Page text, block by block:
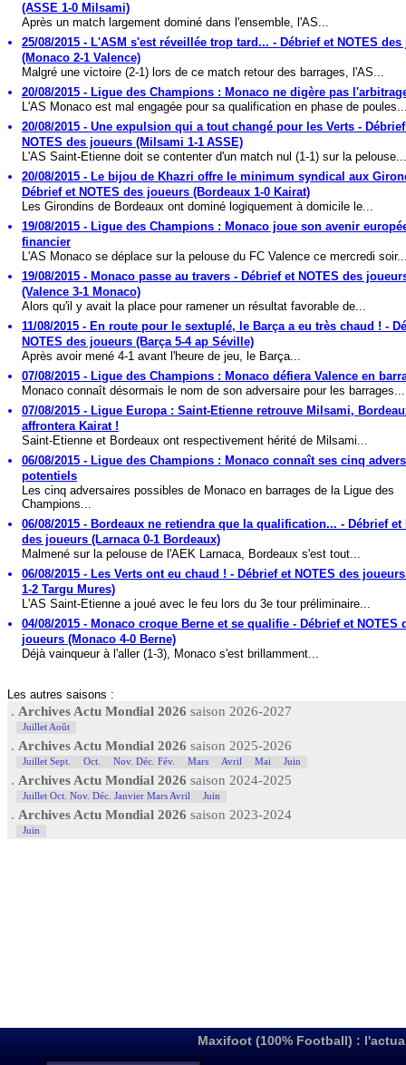
(ASSE 1-0 Milsami)
Après un match largement dominé dans l'ensemble, l'AS...
25/08/2015 - L'ASM s'est réveillée trop tard... - Débrief et NOTES
(Monaco 2-1 Valence)
Malgré une victoire (2-1) lors de ce match retour des barrages, l'AS...
20/08/2015 - Ligue des Champions : Monaco ne digère pas
L'AS Monaco est mal engagée pour sa qualification en phase de
20/08/2015 - Une expulsion qui a tout changé pour les Verts -
NOTES des joueurs (Milsami 1-1 ASSE)
L'AS Saint-Etienne doit se contenter d'un match nul (1-1) sur la pelouse...
20/08/2015 - Le bijou de Khazri offre le minimum syndical aux
Débrief et NOTES des joueurs (Bordeaux 1-0 Kairat)
Les Girondins de Bordeaux ont dominé logiquement à domicile le...
19/08/2015 - Ligue des Champions : Monaco joue son avenir
financier
L'AS Monaco se déplace sur la pelouse du FC Valence ce mercredi
19/08/2015 - Monaco passe au travers - Débrief et NOTES des
(Valence 3-1 Monaco)
Alors qu'il y avait la place pour ramener un résultat favorable de...
11/08/2015 - En route pour le sextuplé, le Barça a eu très chaud ! -
NOTES des joueurs (Barça 5-4 ap Séville)
Après avoir mené 4-1 avant l'heure de jeu, le Barça...
07/08/2015 - Ligue des Champions : Monaco défiera Valence en
Monaco connaît désormais le nom de son adversaire pour les barrages...
07/08/2015 - Ligue Europa : Saint-Etienne retrouve Milsami,
affrontera Kairat !
Saint-Etienne et Bordeaux ont respectivement hérité de Milsami...
06/08/2015 - Ligue des Champions : Monaco connaît ses cinq
potentiels
Les cinq adversaires possibles de Monaco en barrages de la Ligue des
Champions...
06/08/2015 - Bordeaux ne retiendra que la qualification... - Débrief et
des joueurs (Larnaca 0-1 Bordeaux)
Malmené sur la pelouse de l'AEK Larnaca, Bordeaux s'est tout...
06/08/2015 - Les Verts ont eu chaud ! - Débrief et NOTES des
1-2 Targu Mures)
L'AS Saint-Etienne a joué avec le feu lors du 3e tour préliminaire...
04/08/2015 - Monaco croque Berne et se qualifie - Débrief et NOTES
joueurs (Monaco 4-0 Berne)
Déjà vainqueur à l'aller (1-3), Monaco s'est brillamment...
Les autres saisons :
. Archives Actu Mondial 2026 saison 2026-2027
Juillet Août
. Archives Actu Mondial 2026 saison 2025-2026
Juillet Sept. Oct. Nov. Déc. Fév. Mars Avril Mai Juin
. Archives Actu Mondial 2026 saison 2024-2025
Juillet Oct. Nov. Déc. Janvier Mars Avril Juin
. Archives Actu Mondial 2026 saison 2023-2024
Juin
Maxifoot (100% Football) :